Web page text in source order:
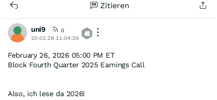
Zitieren
uni9
0
20.02.26 11:04:20
February 26, 2026 05:00 PM ET
Block Fourth Quarter 2025 Earnings Call
Also, ich lese da 2026!